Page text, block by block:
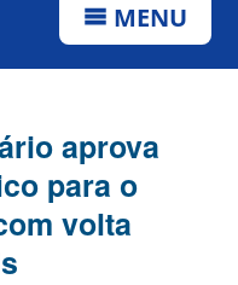
MENU
aprova
para o
volta